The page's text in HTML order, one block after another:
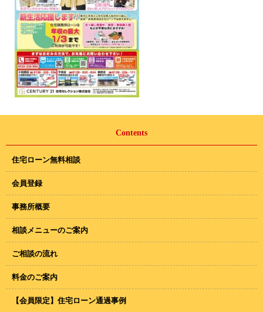
Contents
住宅ローン無料相談
会員登録
事務所概要
相談メニューのご案内
ご相談の流れ
料金のご案内
【会員限定】住宅ローン通過事例